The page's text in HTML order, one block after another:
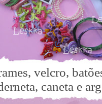
velcro,
caneta e